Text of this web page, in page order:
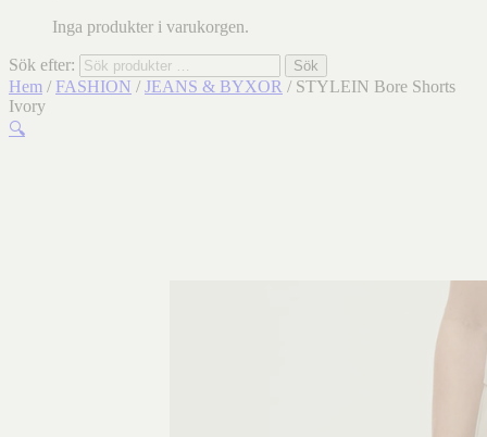
Inga produkter i varukorgen.
Sök efter: Sök
Hem / FASHION / JEANS & BYXOR / STYLEIN Bore Shorts
Ivory
🔍